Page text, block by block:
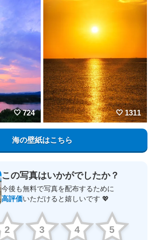
724 1311
海の壁紙はこちら
この写真はいかがでしたか？
今後も無料で写真を配布するために
高評価いただけると嬉しいです 💖
2 3 4 5